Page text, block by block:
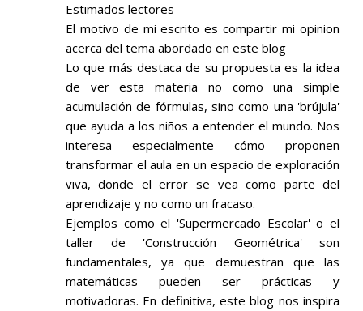
Estimados lectores
El motivo de mi escrito es compartir mi opinion
acerca del tema abordado en este blog
Lo que más destaca de su propuesta es la idea
de ver esta materia no como una simple
acumulación de fórmulas, sino como una 'brújula'
que ayuda a los niños a entender el mundo. Nos
interesa especialmente cómo proponen
transformar el aula en un espacio de exploración
viva, donde el error se vea como parte del
aprendizaje y no como un fracaso.
Ejemplos como el 'Supermercado Escolar' o el
taller de 'Construcción Geométrica' son
fundamentales, ya que demuestran que las
matemáticas pueden ser prácticas y
motivadoras. En definitiva, este blog nos inspira